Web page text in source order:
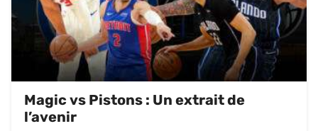
Magic vs Pistons : Un extrait de
l’avenir